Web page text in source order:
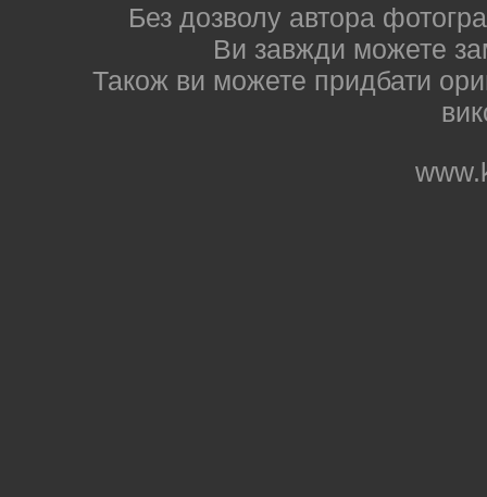
Без дозволу автора
Ви завжди можете
Також ви можете придбати